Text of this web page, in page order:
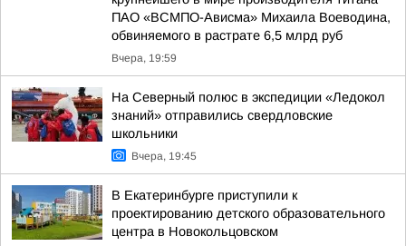
ПАО «ВСМПО-Ависма» Михаила Воеводина,
обвиняемого в растрате 6,5 млрд руб
Вчера, 19:59
На Северный полюс в экспедиции «Ледокол
знаний» отправились свердловские
школьники
Вчера, 19:45
В Екатеринбурге приступили к
проектированию детского образовательного
центра в Новокольцовском